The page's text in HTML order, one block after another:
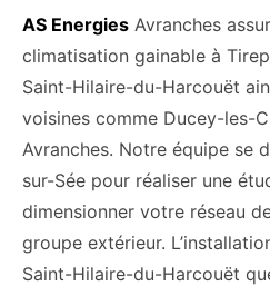
AS Energies Avranches
climatisation gainable à
Saint-Hilaire-du-Harcouët
voisines comme Ducey-les-
Avranches. Notre équipe se
sur-Sée pour réaliser une
dimensionner votre réseau
groupe extérieur.
Saint-Hilaire-du-Harcouët